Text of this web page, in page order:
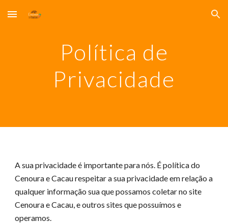
Skip to main content Skip to navigation
Política de
Privacidade
A sua privacidade é importante para nós. É política do
Cenoura e Cacau respeitar a sua privacidade em relação a
qualquer informação sua que possamos coletar no site
Cenoura e Cacau, e outros sites que possuímos e
operamos.